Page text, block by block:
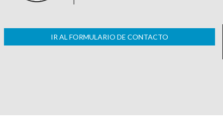
IR AL FORMULARIO DE CONTACTO